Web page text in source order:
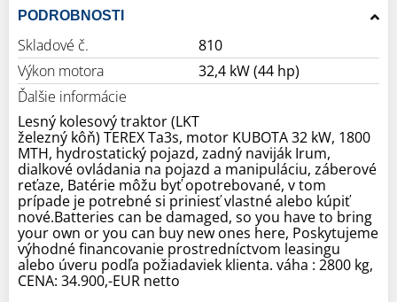
PODROBNOSTI
Skladové č.
810
Výkon motora
32,4 kW (44 hp)
Ďalšie informácie
Lesný kolesový traktor (LKT
železný kôň) TEREX Ta3s, motor KUBOTA 32 kW, 1800
MTH, hydrostatický pojazd, zadný naviják Irum,
dialkové ovládania na pojazd a manipuláciu, záberové
reťaze, Batérie môžu byť opotrebované, v tom
prípade je potrebné si priniesť vlastné alebo kúpiť
nové.Batteries can be damaged, so you have to bring
your own or you can buy new ones here, Poskytujeme
výhodné financovanie prostredníctvom leasingu
alebo úveru podľa požiadaviek klienta. váha : 2800 kg,
CENA: 34.900,-EUR netto